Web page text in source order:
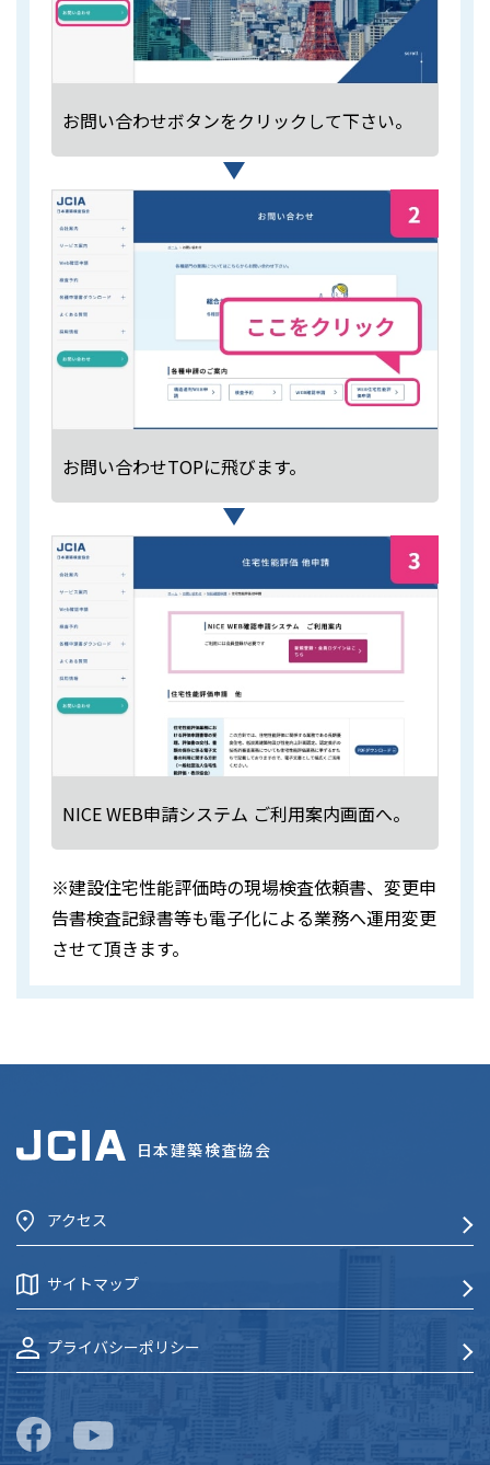
お問い合わせボタンをクリックして下さい。
お問い合わせTOPに飛びます。
NICE WEB申請システム ご利用案内画面へ。
※建設住宅性能評価時の現場検査依頼書、変更申
告書検査記録書等も電子化による業務へ運用変更
させて頂きます。
日本建築検査協会
アクセス
サイトマップ
プライバシーポリシー